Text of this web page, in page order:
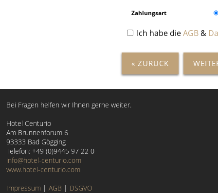
Zahlungsart
Ich habe dieAGB &
« ZURÜCK
Bei Fragen helfen wir Ihnen gerne weiter.
Hotel Centurio
Am Brunnenforum 6
93333 Bad Gögging
Telefon: +49 (0)9445 97 22 0
info@hotel-centurio.com
www.hotel-centurio.com
Impressum | AGB | DSGVO